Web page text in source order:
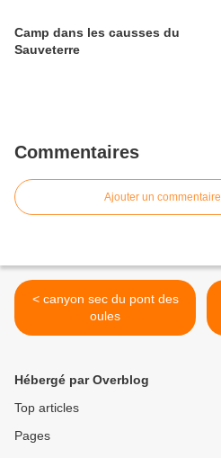
Camp dans les causses du
Sauveterre
Commentaires
Ajouter un commentaire
< canyon sec du pont des
oules
Hébergé par Overblog
Top articles
Pages